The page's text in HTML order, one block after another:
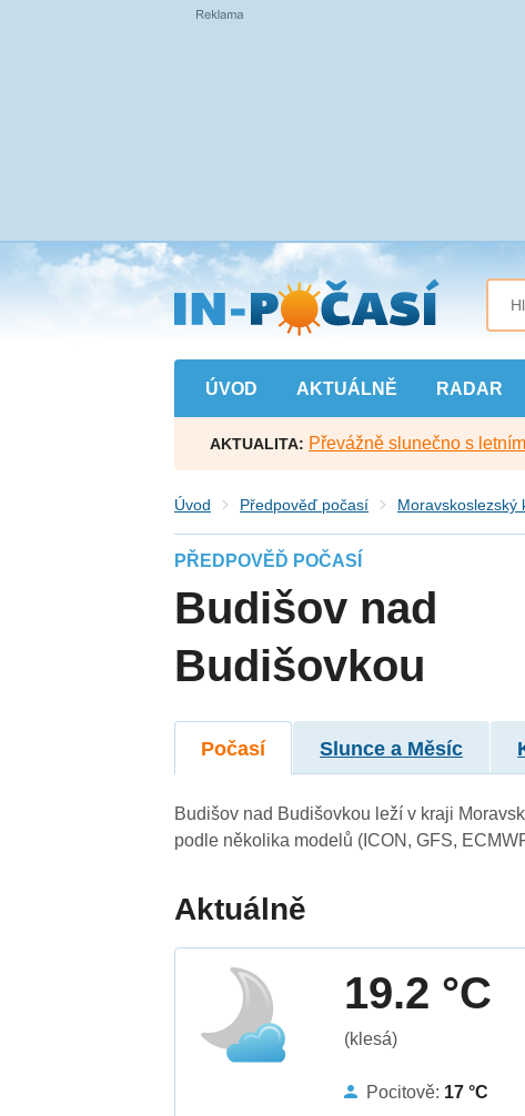
Přejít
na
hlavní
obsah
ÚVOD AKTUÁLNĚ RADAR
AKTUALITA: Převážně slunečno s
Úvod Předpověď počasí Moravskoslezský
PŘEDPOVĚĎ POČASÍ
Budišov nad
Budišovkou
Počasí Slunce a Měsíc
Budišov nad Budišovkou leží v kraji
podle několika modelů (ICON, GFS,
Aktuálně
19.2 °C
(klesá)
Pocitově: 17 °C